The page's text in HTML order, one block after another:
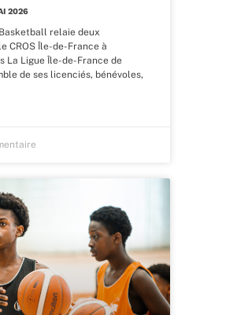
2026
relaie deux
CROS Île-de-France à
La Ligue Île-de-France de
de ses licenciés, bénévoles,